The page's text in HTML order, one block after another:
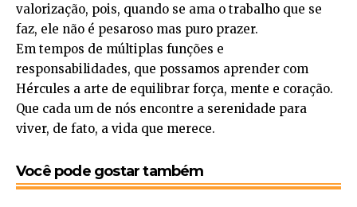
valorização, pois, quando se ama o trabalho que se
faz, ele não é pesaroso mas puro prazer.
Em tempos de múltiplas funções e
responsabilidades, que possamos aprender com
Hércules a arte de equilibrar força, mente e coração.
Que cada um de nós encontre a serenidade para
viver, de fato, a vida que merece.
Você pode gostar também